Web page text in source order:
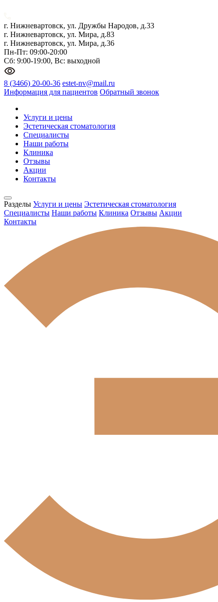
г. Нижневартовск, ул. Дружбы Народов, д.33
г. Нижневартовск, ул. Мира, д.83
г. Нижневартовск, ул. Мира, д.36
Пн-Пт: 09:00-20:00
Сб: 9:00-19:00, Вс: выходной
8 (3466) 20-00-36 estet-nv@mail.ru
Информация для пациентов Обратный звонок
Услуги и цены
Эстетическая стоматология
Специалисты
Наши работы
Клиника
Отзывы
Акции
Контакты
Разделы Услуги и цены Эстетическая стоматология
Специалисты Наши работы Клиника Отзывы Акции
Контакты